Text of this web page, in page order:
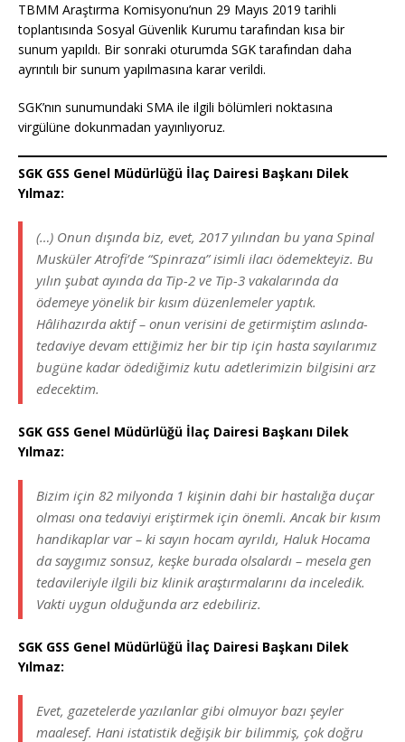
TBMM Araştırma Komisyonu’nun 29 Mayıs 2019 tarihli
toplantısında Sosyal Güvenlik Kurumu tarafından kısa bir
sunum yapıldı. Bir sonraki oturumda SGK tarafından daha
ayrıntılı bir sunum yapılmasına karar verildi.
SGK’nın sunumundaki SMA ile ilgili bölümleri noktasına
virgülüne dokunmadan yayınlıyoruz.
SGK GSS Genel Müdürlüğü İlaç Dairesi Başkanı Dilek
Yılmaz:
(…) Onun dışında biz, evet, 2017 yılından bu yana Spinal
Musküler Atrofi’de “Spinraza” isimli ilacı ödemekteyiz. Bu
yılın şubat ayında da Tip-2 ve Tip-3 vakalarında da
ödemeye yönelik bir kısım düzenlemeler yaptık.
Hâlihazırda aktif – onun verisini de getirmiştim aslında-
tedaviye devam ettiğimiz her bir tip için hasta sayılarımız
bugüne kadar ödediğimiz kutu adetlerimizin bilgisini arz
edecektim.
SGK GSS Genel Müdürlüğü İlaç Dairesi Başkanı Dilek
Yılmaz:
Bizim için 82 milyonda 1 kişinin dahi bir hastalığa duçar
olması ona tedaviyi eriştirmek için önemli. Ancak bir kısım
handikaplar var – ki sayın hocam ayrıldı, Haluk Hocama
da saygımız sonsuz, keşke burada olsalardı – mesela gen
tedavileriyle ilgili biz klinik araştırmalarını da inceledik.
Vakti uygun olduğunda arz edebiliriz.
SGK GSS Genel Müdürlüğü İlaç Dairesi Başkanı Dilek
Yılmaz:
Evet, gazetelerde yazılanlar gibi olmuyor bazı şeyler
maalesef. Hani istatistik değişik bir bilimmiş, çok doğru